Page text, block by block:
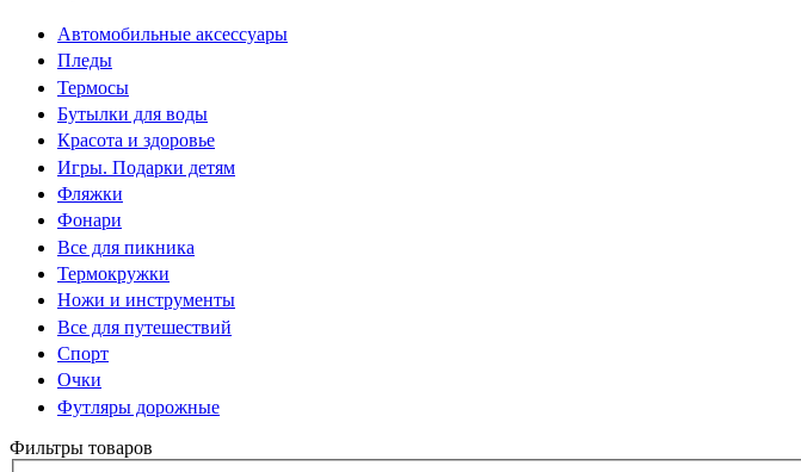
Автомобильные аксессуары
Пледы
Термосы
Бутылки для воды
Красота и здоровье
Игры. Подарки детям
Фляжки
Фонари
Все для пикника
Термокружки
Ножи и инструменты
Все для путешествий
Спорт
Очки
Футляры дорожные
Фильтры товаров